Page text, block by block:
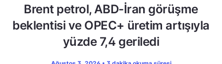
Brent petrol, ABD-İran görüşme
beklentisi ve OPEC+ üretim artışıyla
yüzde 7,4 geriledi